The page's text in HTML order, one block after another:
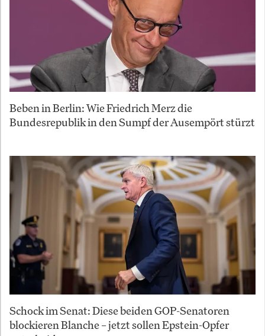
Beben in Berlin: Wie Friedrich Merz die
Bundesrepublik in den Sumpf der Ausempört stürzt
Schock im Senat: Diese beiden GOP-Senatoren
blockieren Blanche – jetzt sollen Epstein-Opfer